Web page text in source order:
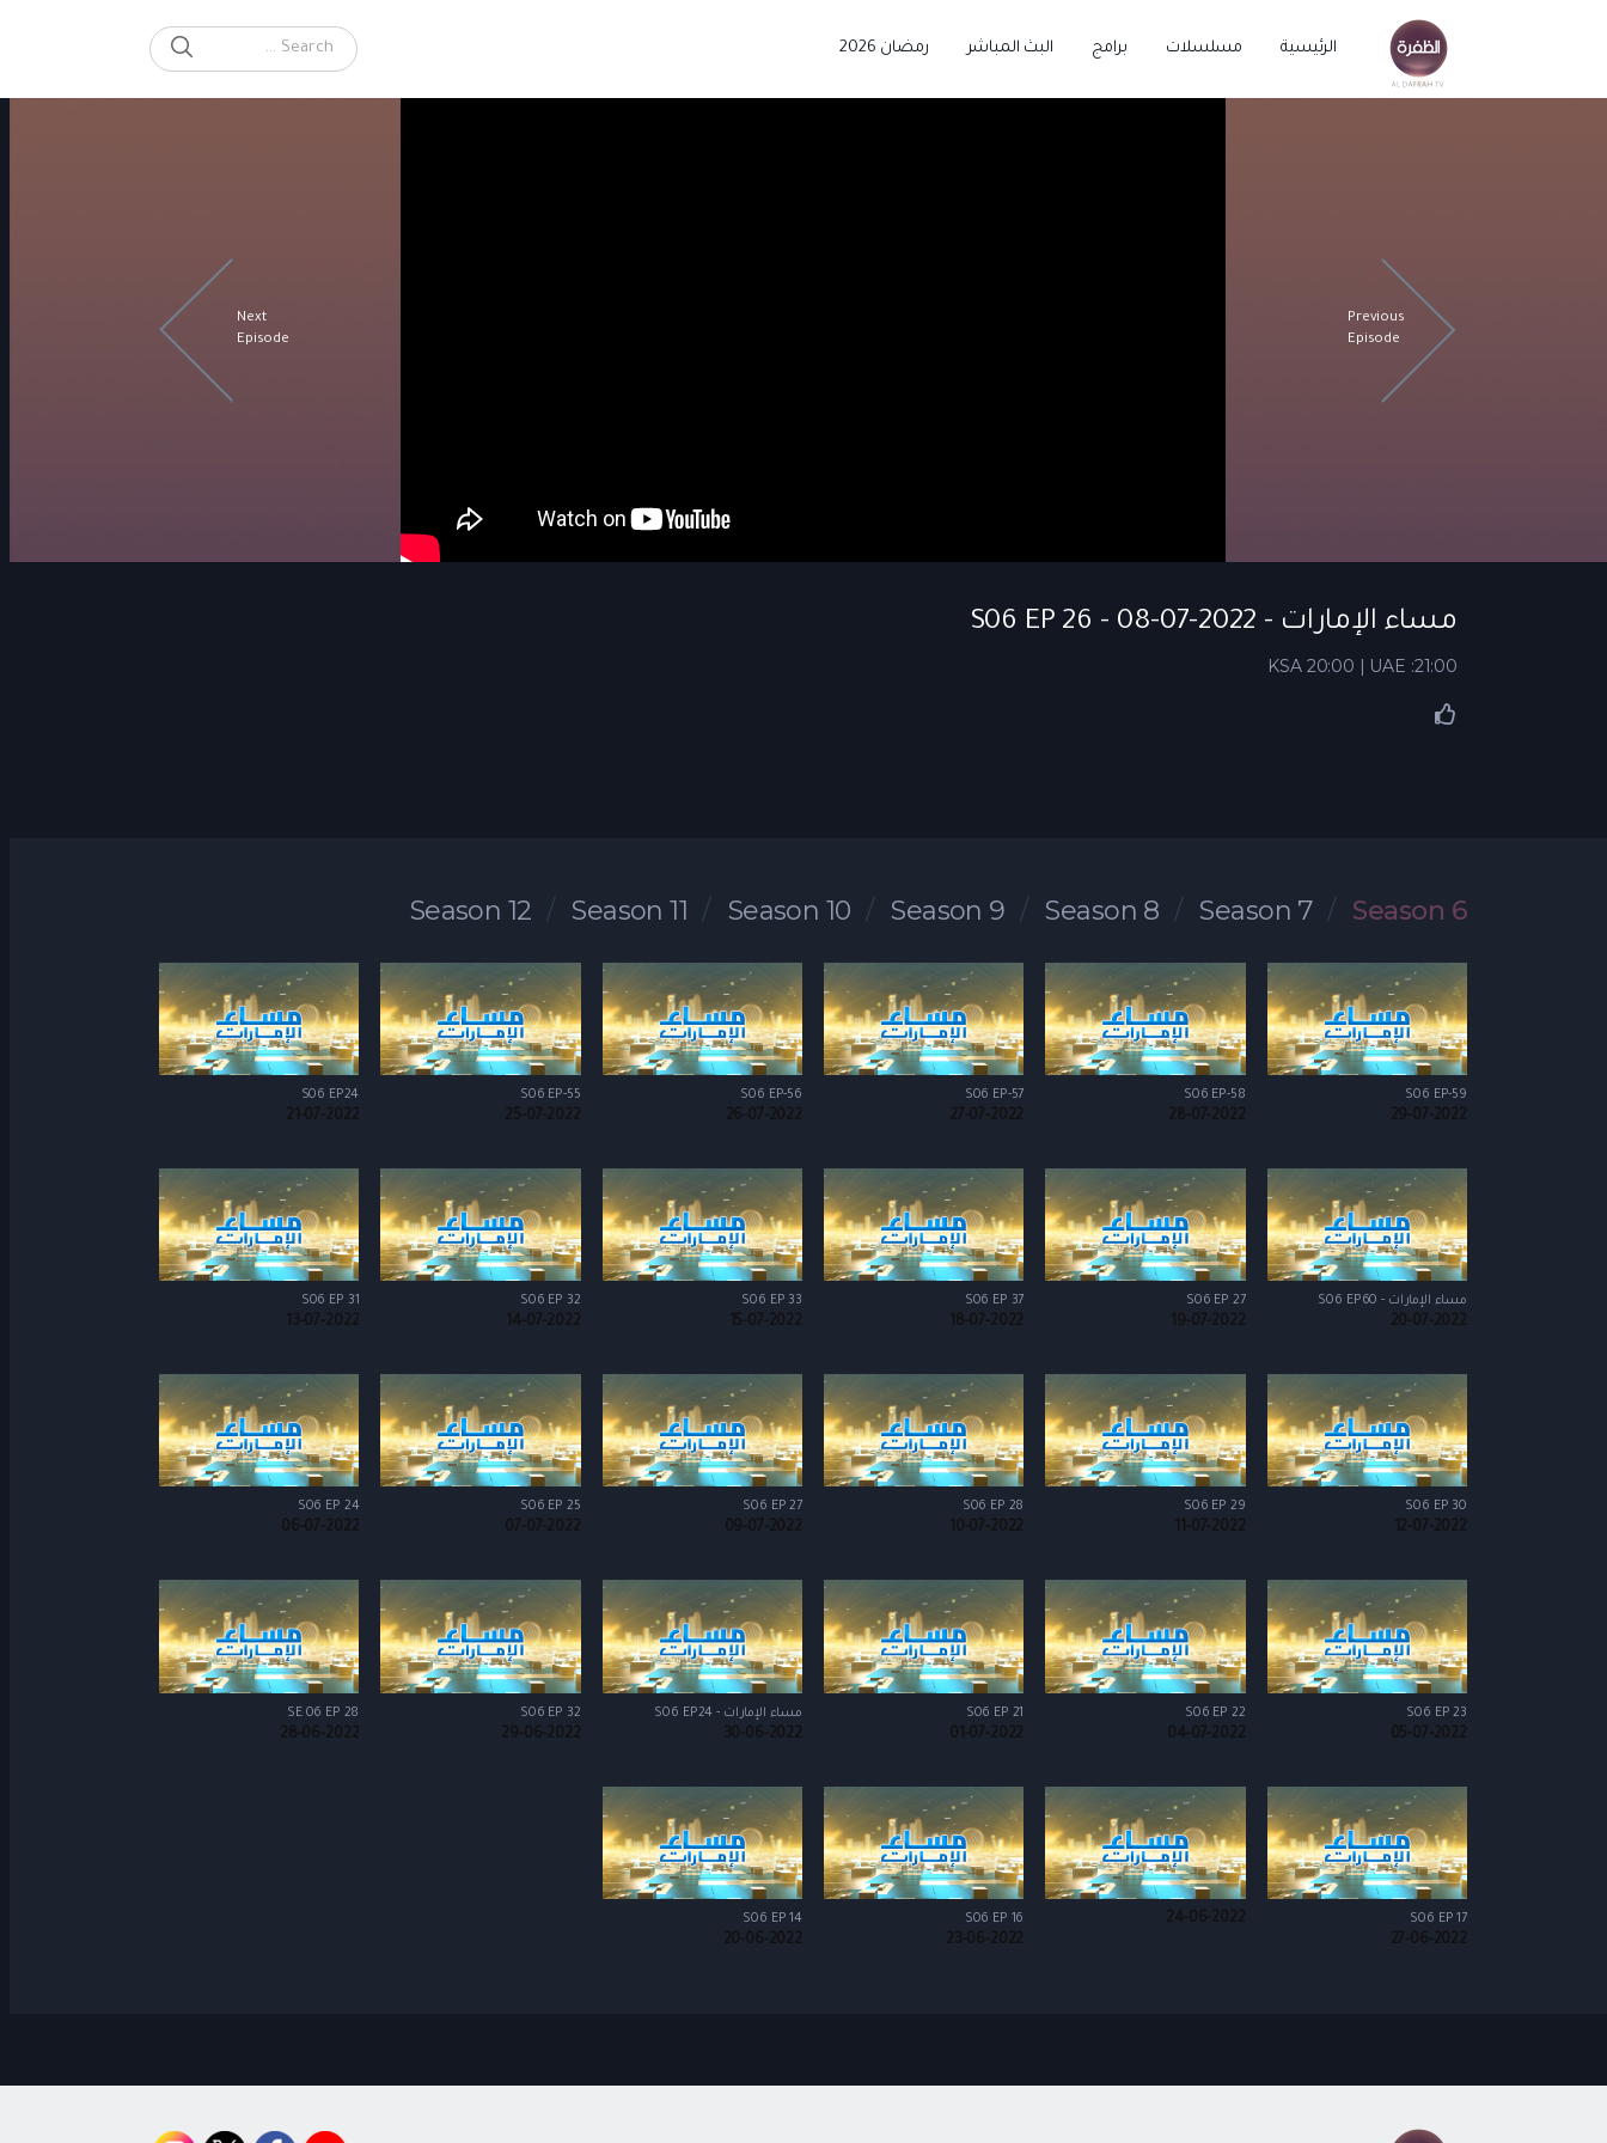
الرئيسية مسلسلات برامج البث المباشر رمضان 2026
Search for:
SEARCH
Previous
Episode
Next
Episode
مساء الإمارات - S06 EP 26 - 08-07-2022
KSA 20:00 | UAE :21:00
Season 6
Season 7
Season 8
Season 9
Season 10
Season 11
Season 12
S06 EP-59
29-07-2022
S06 EP-58
28-07-2022
S06 EP-57
27-07-2022
S06 EP-56
26-07-2022
S06 EP-55
25-07-2022
S06 EP24
21-07-2022
مساء الإمارات - S06 EP60
20-07-2022
S06 EP 27
19-07-2022
S06 EP 37
18-07-2022
S06 EP 33
15-07-2022
S06 EP 32
14-07-2022
S06 EP 31
13-07-2022
S06 EP 30
12-07-2022
S06 EP 29
11-07-2022
S06 EP 28
10-07-2022
S06 EP 27
09-07-2022
S06 EP 25
07-07-2022
S06 EP 24
06-07-2022
S06 EP 23
05-07-2022
S06 EP 22
04-07-2022
S06 EP 21
01-07-2022
مساء الإمارات - S06 EP24
30-06-2022
S06 EP 32
29-06-2022
SE 06 EP 28
28-06-2022
S06 EP 17
27-06-2022
24-06-2022
S06 EP 16
23-06-2022
S06 EP 14
20-06-2022